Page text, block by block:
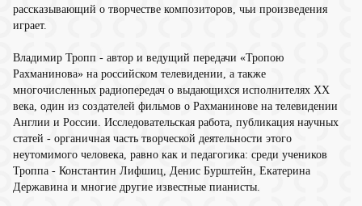
рассказывающий о творчестве композиторов, чьи произведения
играет.
Владимир Тропп - автор и ведущий передачи «Тропою
Рахманинова» на российском телевидении, а также
многочисленных радиопередач о выдающихся исполнителях XX
века, один из создателей фильмов о Рахманинове на телевидении
Англии и России. Исследовательская работа, публикация научных
статей - органичная часть творческой деятельности этого
неутомимого человека, равно как и педагогика: среди учеников
Троппа - Константин Лифшиц, Денис Бурштейн, Екатерина
Державина и многие другие известные пианисты.